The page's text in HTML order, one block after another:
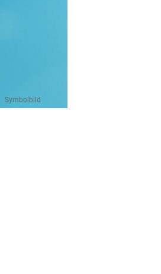
Symbolbild